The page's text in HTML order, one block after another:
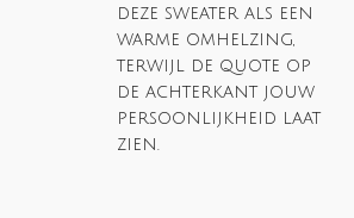
deze sweater als een
warme omhelzing,
terwijl de quote op
de achterkant jouw
persoonlijkheid laat
zien.